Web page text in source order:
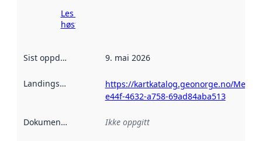
Les mer om
høsting her
Sist oppdatert 9. mai 2026
Landingsside
https://kartkatalog.geonorge.no/
e44f-4632-a758-69ad84aba513
Dokumentasjon Ikke oppgitt